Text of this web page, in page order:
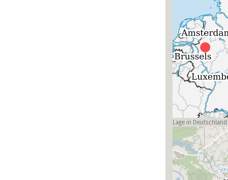
Lage in Deutschland